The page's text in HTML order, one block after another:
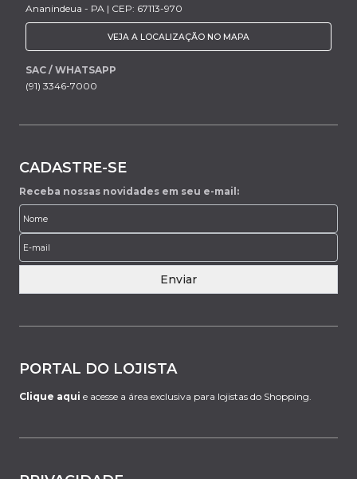
Ananindeua - PA | CEP: 67113-970
VEJA A LOCALIZAÇÃO NO MAPA
SAC / WHATSAPP
(91) 3346-7000
CADASTRE-SE
Receba nossas novidades em seu e-mail:
Enviar
PORTAL DO LOJISTA
Clique aqui e acesse a área exclusiva para lojistas do Shopping.